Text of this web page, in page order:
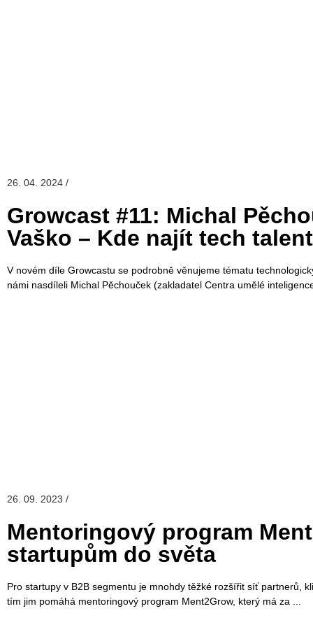
26. 04. 2024 /
Growcast #11: Michal
Vaško – Kde najít tech
V novém díle Growcastu se podrobně věnujeme tématu
námi nasdíleli Michal Pěchouček (zakladatel Centra umělé
26. 09. 2023 /
Mentoringový program
startupům do světa
Pro startupy v B2B segmentu je mnohdy těžké rozšířit síť partnerů,
tím jim pomáhá mentoringový program Ment2Grow, který má za